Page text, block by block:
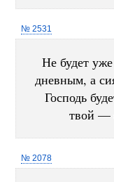
№ 2531
Не будет
дневным, а
Господь
твой —
№ 2078